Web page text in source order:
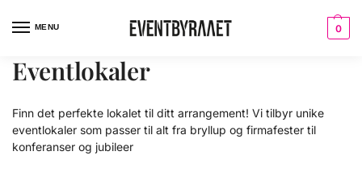
MENU 0
Eventlokaler
Finn det perfekte lokalet til ditt arrangement! Vi tilbyr unike
eventlokaler som passer til alt fra bryllup og firmafester til
konferanser og jubileer